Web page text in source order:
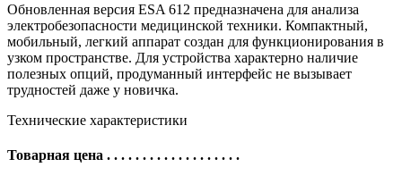
Обновленная версия ESA 612 предназначена для анализа
электробезопасности медицинской техники. Компактный,
мобильный, легкий аппарат создан для функционирования в
узком пространстве. Для устройства характерно наличие
полезных опций, продуманный интерфейс не вызывает
трудностей даже у новичка.
Технические характеристики
Товарная цена . . . . . . . . . . . . . . . . . . .